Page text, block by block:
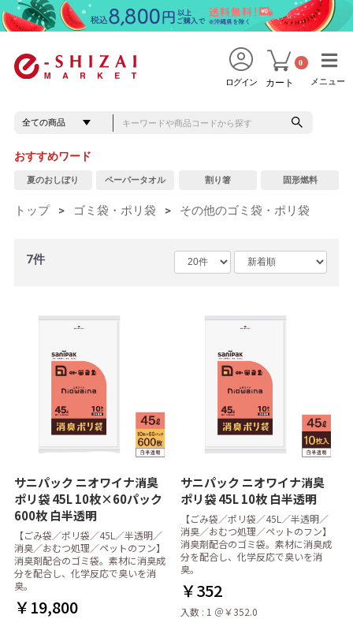
メニュー
メニュー
ログイン カート
0
おすすめワード
夏のおしぼり ペーパータオル 割り箸 固形燃料
トップ > ゴミ袋・ポリ袋 > その他のゴミ袋・ポリ袋
7件
サニパック ニオワイナ消臭
ポリ袋 45L 10枚×60パック
600枚 白半透明
【ごみ袋／ポリ袋／45L／半透明／
消臭／おむつ処理／ペットのフン】
消臭剤配合のゴミ袋。素材に消臭成
分を配合し、化学反応で臭いを消
臭。
￥19,800
サニパック ニオワイナ消臭
ポリ袋 45L 10枚 白半透明
【ごみ袋／ポリ袋／45L／半透明／
消臭／おむつ処理／ペットのフン】
消臭剤配合のゴミ袋。素材に消臭成
分を配合し、化学反応で臭いを消
臭。
￥352
入数 : 1 ＠￥352.0